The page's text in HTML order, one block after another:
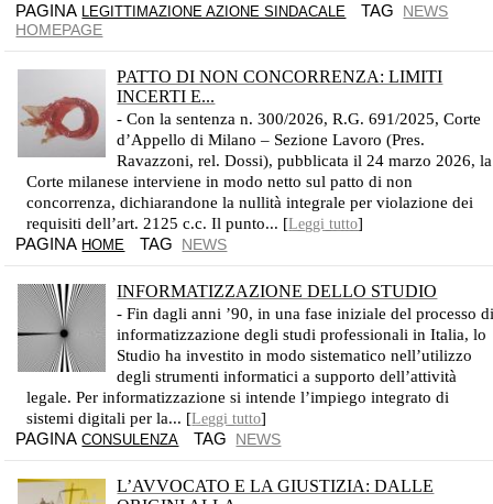
PAGINA LEGITTIMAZIONE AZIONE SINDACALE TAG NEWS
HOMEPAGE
PATTO DI NON CONCORRENZA: LIMITI
INCERTI E...
- Con la sentenza n. 300/2026, R.G. 691/2025, Corte
d’Appello di Milano – Sezione Lavoro (Pres.
Ravazzoni, rel. Dossi), pubblicata il 24 marzo 2026, la
Corte milanese interviene in modo netto sul patto di non
concorrenza, dichiarandone la nullità integrale per violazione dei
requisiti dell’art. 2125 c.c. Il punto... [Leggi tutto]
PAGINA HOME TAG NEWS
INFORMATIZZAZIONE DELLO STUDIO
- Fin dagli anni ’90, in una fase iniziale del processo
informatizzazione degli studi professionali in Italia, lo
Studio ha investito in modo sistematico nell’utilizzo
degli strumenti informatici a supporto dell’attività
legale. Per informatizzazione si intende l’impiego integrato di
sistemi digitali per la... [Leggi tutto]
PAGINACONSULENZA TAG NEWS
L’AVVOCATO E LA GIUSTIZIA: DALLE